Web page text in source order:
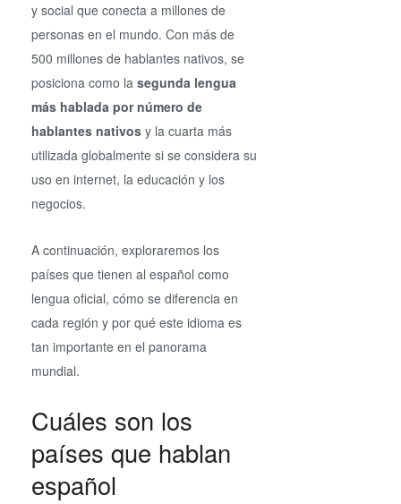
y social que conecta a millones de
personas en el mundo. Con más de
500 millones de hablantes nativos, se
posiciona como la segunda lengua
más hablada por número de
hablantes nativos y la cuarta más
utilizada globalmente si se considera su
uso en internet, la educación y los
negocios.
A continuación, exploraremos los
países que tienen al español como
lengua oficial, cómo se diferencia en
cada región y por qué este idioma es
tan importante en el panorama
mundial.
Cuáles son los
países que hablan
español